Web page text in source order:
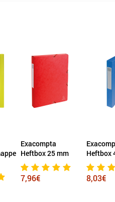
Exacompta
Heftbox 25 mm
7,96€
Heftbox
8,03€